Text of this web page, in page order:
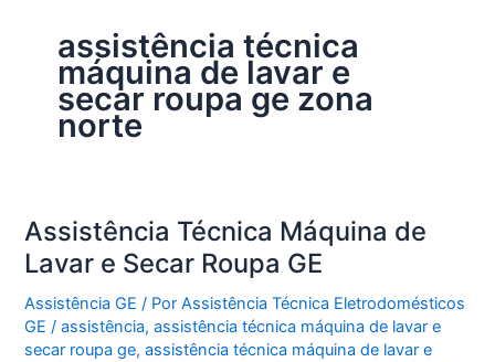
assistência técnica
máquina de lavar e
secar roupa ge zona
norte
Assistência Técnica Máquina de
Lavar e Secar Roupa GE
Assistência GE / PorAssistência Técnica Eletrodomésticos
GE/assistência,assistência técnica máquina de lavar e
secar roupa ge,assistência técnica máquina de lavar e